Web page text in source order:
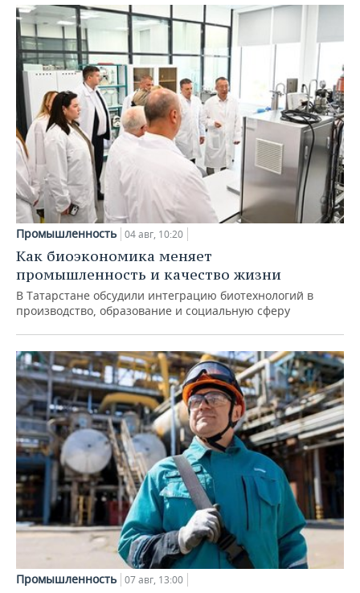
Промышленность 04 авг, 10:20
Как биоэкономика меняет
промышленность и качество жизни
В Татарстане обсудили интеграцию биотехнологий в
производство, образование и социальную сферу
Промышленность 07 авг, 13:00